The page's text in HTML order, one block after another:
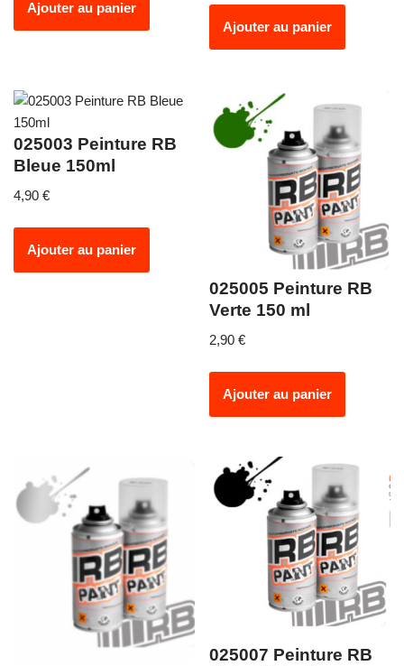
Ajouter au panier
Ajouter au panier
025003 Peinture RB
Bleue 150ml
4,90 €
Ajouter au panier
025005 Peinture RB
Verte 150 ml
2,90€
Ajouter au panier
025007 Peinture RB